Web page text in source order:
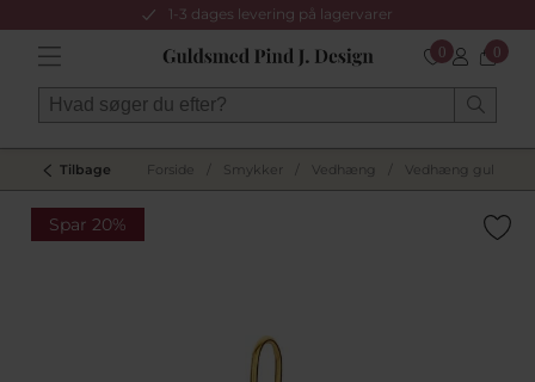
1-3 dages levering på lagervarer
0 0
Tilbage Forside Smykker Vedhæng Vedhæng guld
Spar 20%